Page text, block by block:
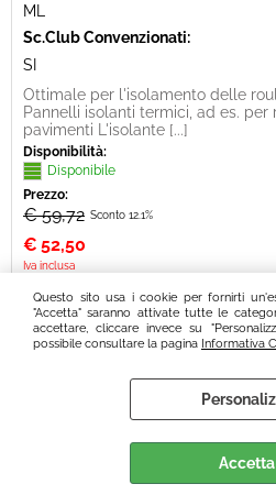
Questo sito usa i cookie per fornirti
"Accetta" saranno attivate tutte le
accettare, cliccare invece su
possibile consultare la pagina Informativa
Accetta
ML
Sc.Club Convenzionati:
SI
Ottimale per l'isolamento delle
Pannelli isolanti termici, ad es.
pavimenti L'isolante [...]
Disponibilità:
Disponibile
Prezzo:
€ 59,72 Sconto 12.1%
€ 52,50
Iva inclusa
120 risultati trovati (20 per
« Indietro